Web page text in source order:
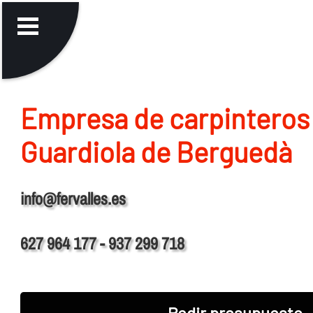
Empresa de
Guardiola de Berguedà
info@fervalles.es
627 964 177 - 937 299 718